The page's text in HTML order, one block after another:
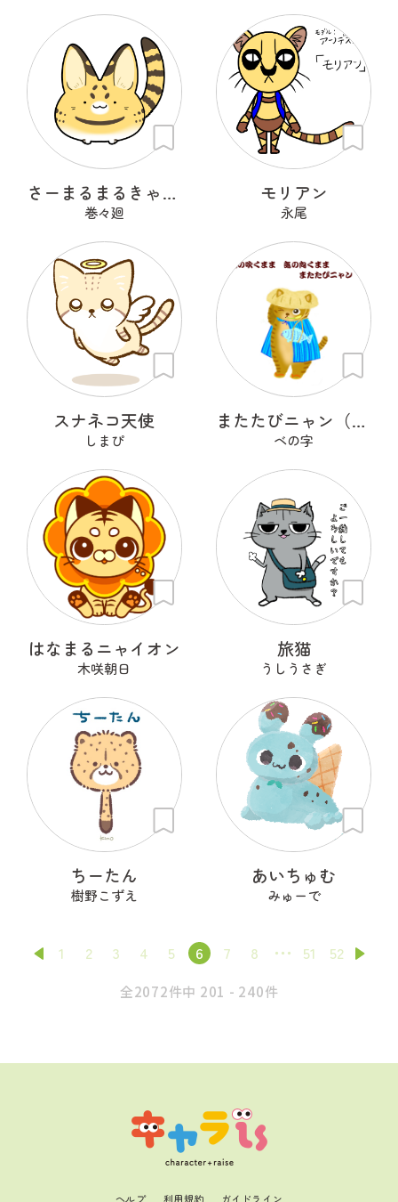
さーまるまるきゃっと
巻々廻
モリアン
永尾
スナネコ天使
しまぴ
またたびニャン（修正）
ベの字
はなまるニャイオン
木咲朝日
旅猫
うしうさぎ
ちーたん
樹野こずえ
あいちゅむ
みゅーで
1 2 3 4 5 6 7 8 51 52
全2072件中 201 - 240件
ヘルプ 利用規約 ガイドライン